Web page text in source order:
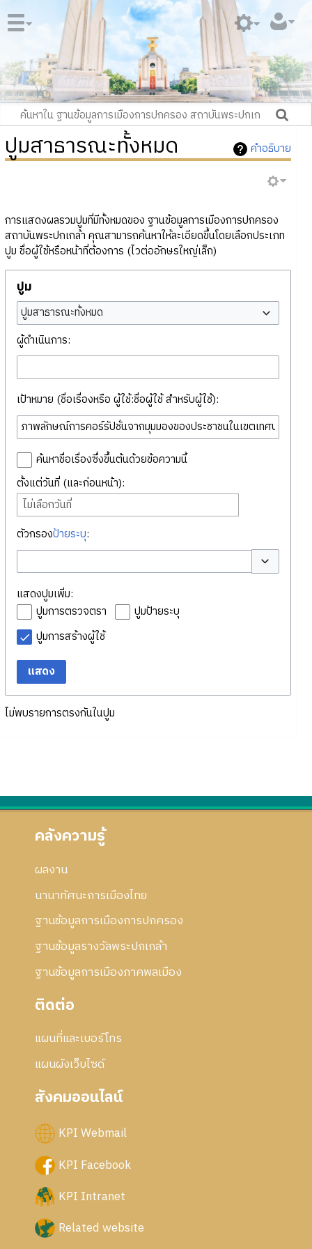
คำอธิบาย
ปูมสาธารณะทั้งหมด
การแสดงผลรวมปูมที่มีทั้งหมดของ ฐานข้อมูลการเมืองการปกครอง
สถาบันพระปกเกล้า คุณสามารถค้นหาให้ละเอียดขึ้นโดยเลือกประเภท
ปูม ชื่อผู้ใช้หรือหน้าที่ต้องการ (ไวต่ออักษรใหญ่เล็ก)
ปูม
ปูมสาธารณะทั้งหมด
ผู้ดำเนินการ:
เป้าหมาย (ชื่อเรื่องหรือ ผู้ใช้:ชื่อผู้ใช้ สำหรับผู้ใช้):
ค้นหาชื่อเรื่องซึ่งขึ้นต้นด้วยข้อความนี้
ตั้งแต่วันที่ (และก่อนหน้า):
ไม่เลือกวันที่
ตัวกรองป้ายระบุ:
สลับตัวเลือก
แสดงปูมเพิ่ม:
ปูมการตรวจตรา
ปูมป้ายระบุ
ปูมการสร้างผู้ใช้
แสดง
ไม่พบรายการตรงกันในปูม
คลังความรู้
ผลงาน
นานาทัศนะการเมืองไทย
ฐานข้อมูลการเมืองการปกครอง
ฐานข้อมูลรางวัลพระปกเกล้า
ฐานข้อมูลการเมืองภาคพลเมือง
ติดต่อ
แผนที่และเบอร์โทร
แผนผังเว็บไซด์
สังคมออนไลน์
KPI Webmail
KPI Facebook
KPI Intranet
Related website